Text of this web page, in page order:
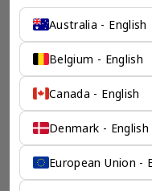
咨询有限公司的零售咨询
咨询机构，接触世界50
凭借其战略优势，我们可
来，并为21个行业的客户
了解香港伦敦奕资咨
Australia - English
Belgium - English
Canada - English
Denmark - English
European Union -